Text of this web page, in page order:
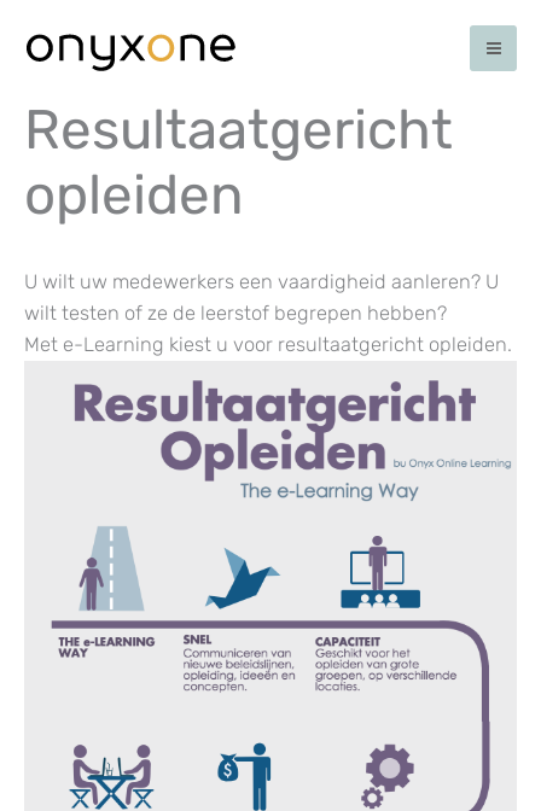
naar
inhoudResultaatgericht
opleiden
U wilt uw medewerkers een vaardigheid aanleren? U
wilt testen of ze de leerstof begrepen hebben?
Met e-Learning kiest u voor resultaatgericht opleiden.